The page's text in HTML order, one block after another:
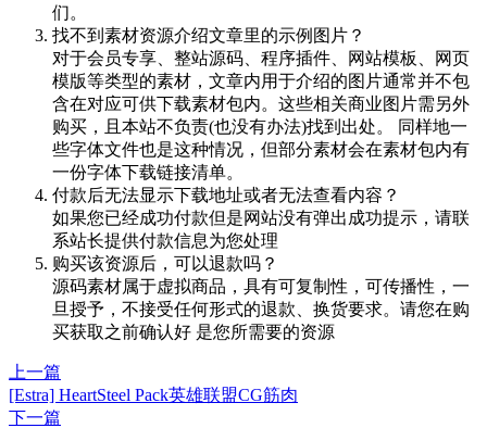
们。
找不到素材资源介绍文章里的示例图片？
对于会员专享、整站源码、程序插件、网站模板、网页
模版等类型的素材，文章内用于介绍的图片通常并不包
含在对应可供下载素材包内。这些相关商业图片需另外
购买，且本站不负责(也没有办法)找到出处。 同样地一
些字体文件也是这种情况，但部分素材会在素材包内有
一份字体下载链接清单。
付款后无法显示下载地址或者无法查看内容？
如果您已经成功付款但是网站没有弹出成功提示，请联
系站长提供付款信息为您处理
购买该资源后，可以退款吗？
源码素材属于虚拟商品，具有可复制性，可传播性，一
旦授予，不接受任何形式的退款、换货要求。请您在购
买获取之前确认好 是您所需要的资源
上一篇
[Estra] HeartSteel Pack英雄联盟CG筋肉
下一篇